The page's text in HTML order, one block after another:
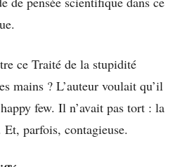
ce Traité de la stupidité
mains ? L’auteur voulait qu’il
few. Il n’avait pas tort : la
parfois, contagieuse.